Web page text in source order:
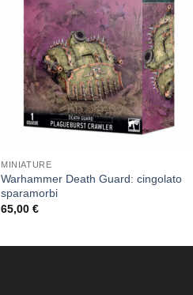
MINIATURE
Warhammer Death Guard: cingolato
sparamorbi
65,00€